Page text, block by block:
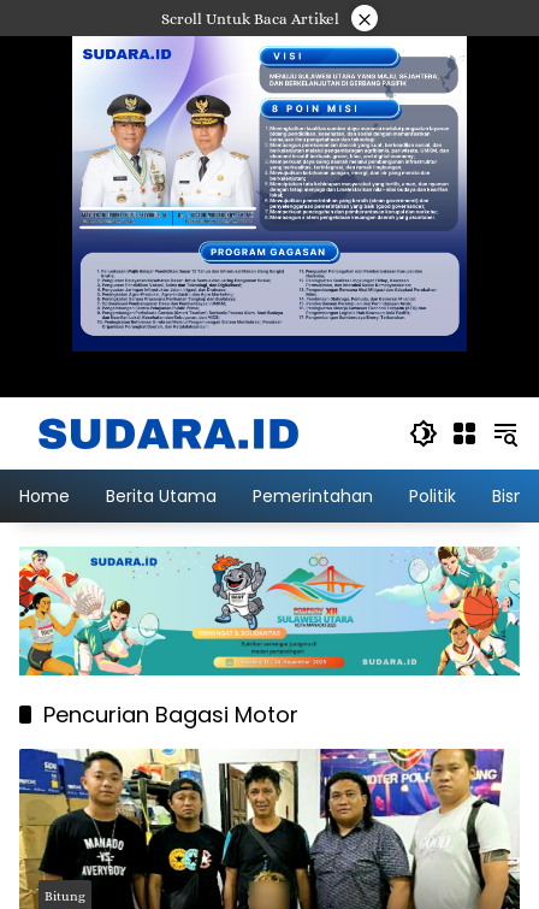
ke
Scroll Untuk Baca Artikel ×
Home Berita Utama Pemerintahan Politik
Pencurian Bagasi Motor
Bitung